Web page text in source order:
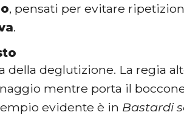
, pensati per evitare
.
deglutizione. La regia
mentre porta il
evidente è in Bastardi